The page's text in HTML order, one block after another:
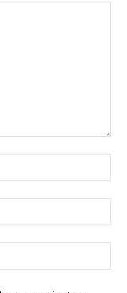
:*
:*
: